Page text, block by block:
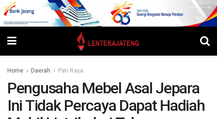
Home Daerah Pati Raya
Pengusaha Mebel Asal Jepara
Ini Tidak Percaya Dapat Hadiah